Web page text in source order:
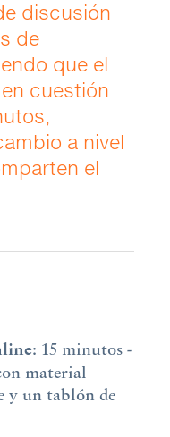
discusión
de
que el
cuestión
a nivel
el
: 15 minutos -
material
y un tablón de